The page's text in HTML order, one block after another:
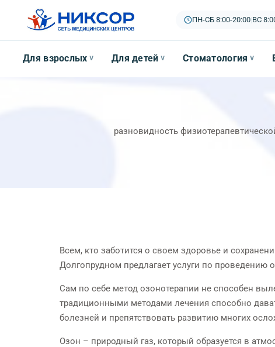
ПН-СБ 8:00-20:00| ВС
Для взрослых ∨ Для детей ∨ Стоматология ∨
разновидность
Всем, кто заботится о своем здоровье и
Долгопрудном предлагает услуги по проведению
Сам по себе метод озонотерапии не способен
традиционными методами лечения способно
болезней и препятствовать развитию многих
Озон – природный газ, который образуется в